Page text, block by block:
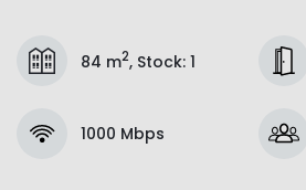
84 m2, Stock: 1
1000 Mbps